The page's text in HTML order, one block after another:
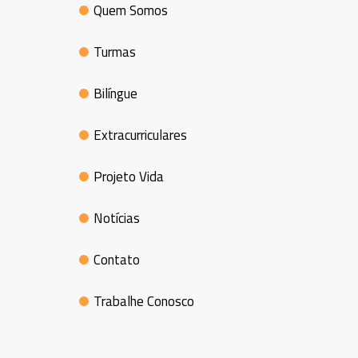
Quem Somos
Turmas
Bilíngue
Extracurriculares
Projeto Vida
Notícias
Contato
Trabalhe Conosco